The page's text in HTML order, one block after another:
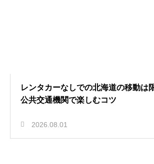
レンタカーなしでの北海道の移動は
公共交通機関で楽しむコツ
2026.08.01